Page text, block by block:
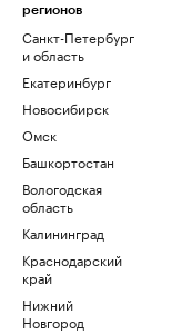
регионов
Санкт-Петербург
и область
Екатеринбург
Новосибирск
Омск
Башкортостан
Вологодская
область
Калининград
Краснодарский
край
Нижний
Новгород